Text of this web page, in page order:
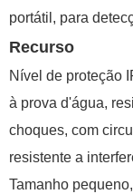
portátil, para
Recurso
Nível de proteção
à prova d'água,
choques, com
resistente a
Tamanho